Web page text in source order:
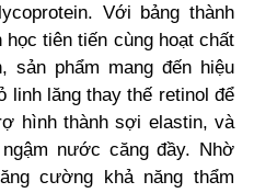
Với bảng thành
tiên tiến cùng hoạt chất
sản phẩm mang đến hiệu
linh lăng thay thế retinol để
hình thành sợi elastin, và
nước căng đầy. Nhờ
cường khả năng thẩm